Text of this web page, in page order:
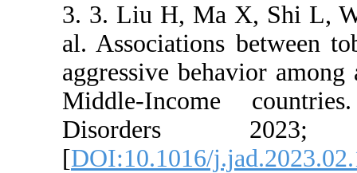
3. 3. Liu
al.
aggressive
Middle-
[